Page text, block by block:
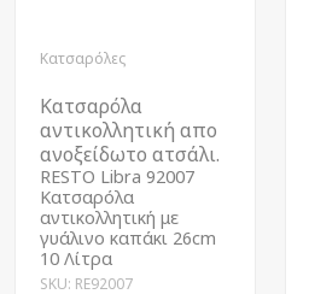
Κατσαρόλες
Κατσαρόλα
αντικολλητική απο
ανοξείδωτο ατσάλι.
RESTO Libra 92007
Kατσαρόλα
αντικολλητική με
γυάλινο καπάκι 26cm
10 Λίτρα
SKU: RE92007